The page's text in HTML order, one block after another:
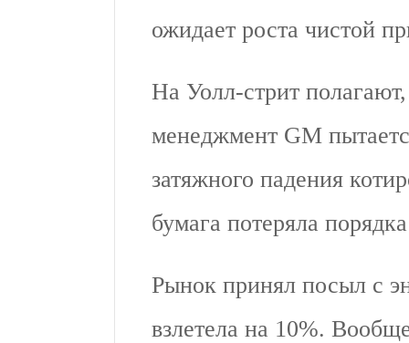
ожидает роста чистой
На Уолл-стрит
менеджмент GM
затяжного падения
бумага потеряла
Рынок принял посыл с
взлетела на 10%.